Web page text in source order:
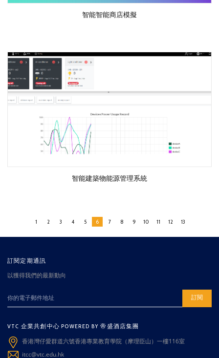
智能智能商店模擬
智能建築物能源管理系統
1 2 3 4 5 6 7 8 9 10 11 12 13
訂閱定期通訊
以獲得我們的最新動向
訂閱
VTC 企業共創中心 POWERED BY 帝盛酒店集團
香港灣仔愛群道六號香港專業教育學院（摩理臣山）一樓116室
itcc@vtc.edu.hk